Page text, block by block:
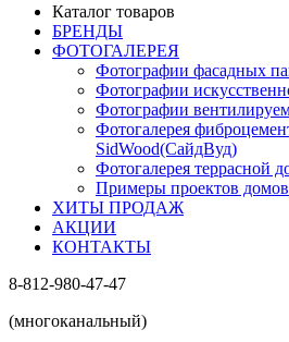
Каталог товаров
БРЕНДЫ
ФОТОГАЛЕРЕЯ
Фотографии фасадных
Фотографии
Фотографии
Фотогалерея
SidWood(СайдВуд)
Фотогалерея террасной
Примеры проектов домов
ХИТЫ ПРОДАЖ
АКЦИИ
КОНТАКТЫ
8-812-980-47-47
(многоканальный)